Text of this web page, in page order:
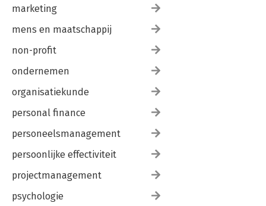
marketing
mens en maatschappij
non-profit
ondernemen
organisatiekunde
personal finance
personeelsmanagement
persoonlijke effectiviteit
projectmanagement
psychologie